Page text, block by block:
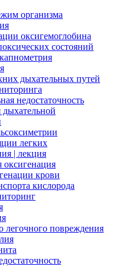
организма
оксигемоглобина
состояний
дыхательных путей
недостаточность
легких
| лекция
оксигенация
крови
кислорода
легочного повреждения